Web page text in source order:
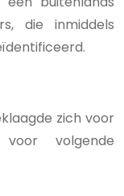
die inmiddels
zich voor
volgende